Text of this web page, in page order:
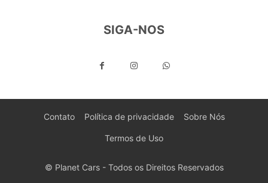
SIGA-NOS
Contato Política de privacidade Sobre Nós
Termos de Uso
© Planet Cars - Todos os Direitos Reservados